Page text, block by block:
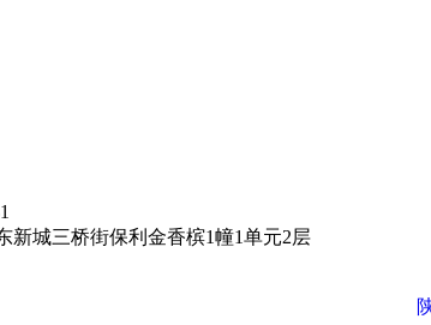
新城三桥街保利金香槟1幢1单元2层